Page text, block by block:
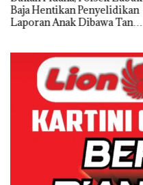
Baja Hentikan Penyelidikan
Laporan Anak Dibawa Tanpa